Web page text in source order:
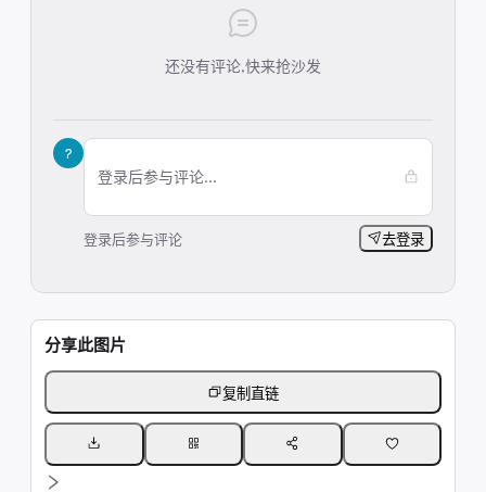
还没有评论,快来抢沙发
?
登录后参与评论...
登录后参与评论 去登录
分享此图片
复制直链